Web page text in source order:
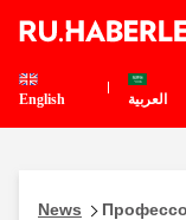
English العربية
News